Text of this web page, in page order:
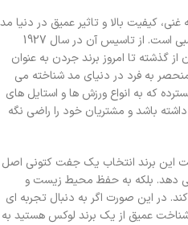
غنی، کیفیت بالا و تاثیر عمیق در دنیا مد
هستید انتخاب جردن گزینه بسیار مناسبی است. از تاسیس آن در سال 1927
از گذشته تا امروز برند جردن به عنوان
به فرد در دنیای مد شناخته می
که به انواع ورزش ها و استایل های
باشد و مشتریان خود را راضی نگه
این برند انتخاب یک جفت کتونی اصل
دهد. بلکه به حفظ محیط زیست و
در این صورت اگر به دنبال تجربه ای
شناخت عمیق از یک برند لوکس هستید به